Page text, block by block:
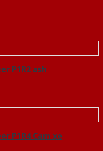
P1R2 ash
P1R4 Cam xe